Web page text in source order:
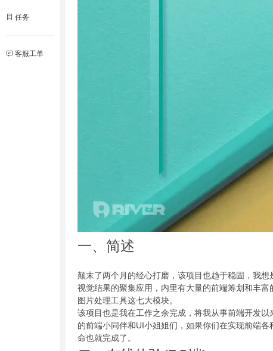
任务
客服工单
一、简述
颠末了两个月的经心打磨，该项目也趋于稳固，我
视觉结果的聚集应用，内里有大量的前端筹划和丰
图片处理工具这七大模块。
该项目也是我在工作之余完成，将我从事前端开发
的前端小同伴和UI小姐姐们，如果你们在实现前端
命也就完成了。